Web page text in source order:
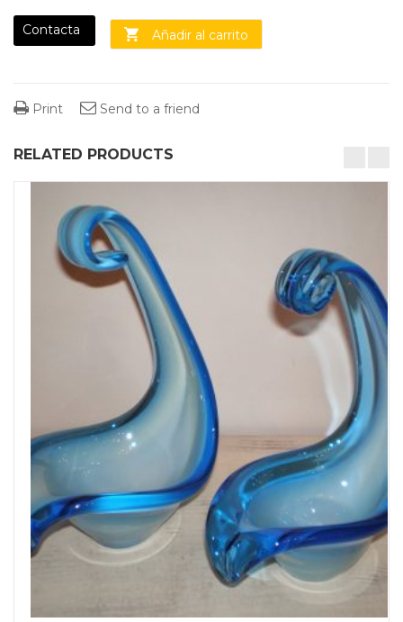
Contacta Añadir al carrito
Print Send to a friend
RELATED PRODUCTS